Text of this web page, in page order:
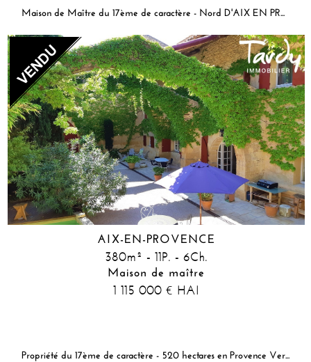
Maison de Maître du 17ème de caractère - Nord D'AIX EN PROVENCE
AIX-EN-PROVENCE
380m² - 11P. - 6Ch.
Maison de maître
1 115 000 € HAI
Propriété du 17ème de caractère - 520 hectares en Provence Verte - 45 min AIX EN PROVENCE